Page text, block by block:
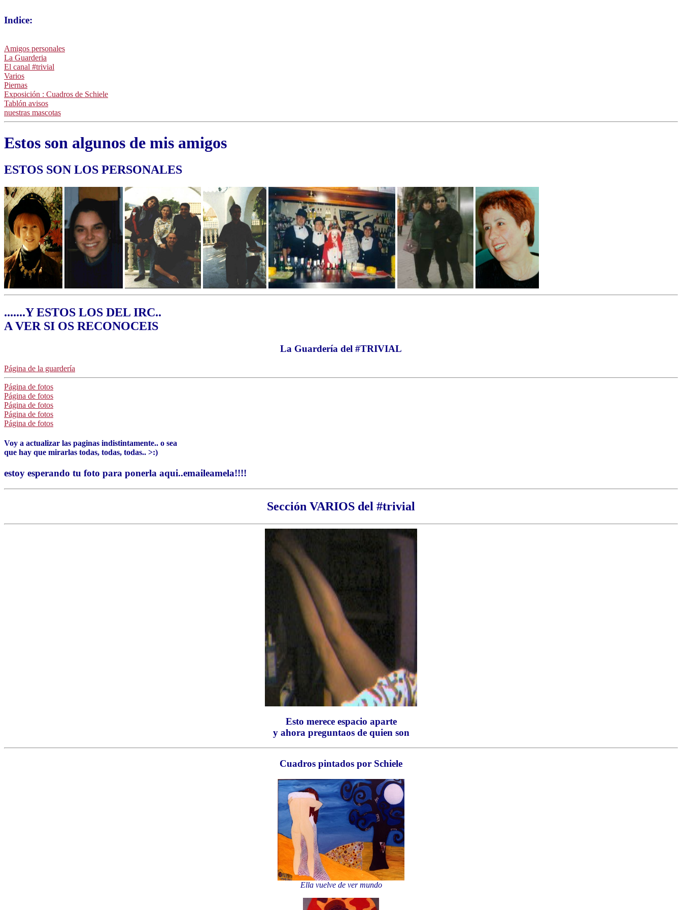
Indice:
Amigos personales
La Guarderia
El canal #trivial
Varios
Piernas
Exposición : Cuadros de Schiele
Tablón avisos
nuestras mascotas
Estos son algunos de mis amigos
ESTOS SON LOS PERSONALES
.......Y ESTOS LOS DEL IRC..
A VER SI OS RECONOCEIS
La Guardería del #TRIVIAL
Página de la guardería
Página de fotos
Página de fotos
Página de fotos
Página de fotos
Página de fotos
Voy a actualizar las paginas indistintamente.. o sea
que hay que mirarlas todas, todas, todas.. >:)
estoy esperando tu foto para ponerla aqui..emaileamela!!!!
Sección VARIOS del #trivial
Esto merece espacio aparte
y ahora preguntaos de quien son
Cuadros pintados por Schiele
Ella vuelve de ver mundo